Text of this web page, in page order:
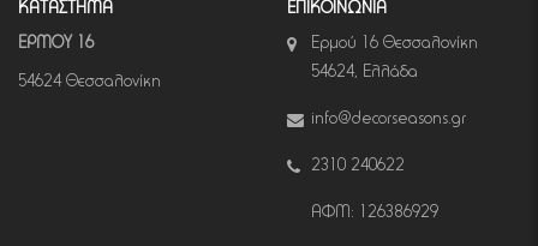
ΚΑΤΑΣΤΗΜΑ
ΕΡΜΟΥ 16
54624 Θεσσαλονίκη
ΕΠΙΚΟΙΝΩΝΙΑ
Ερμού 16 Θεσσαλονίκη
54624, Ελλάδα
info@decorseasons.gr
2310 240622
ΑΦΜ: 126386929